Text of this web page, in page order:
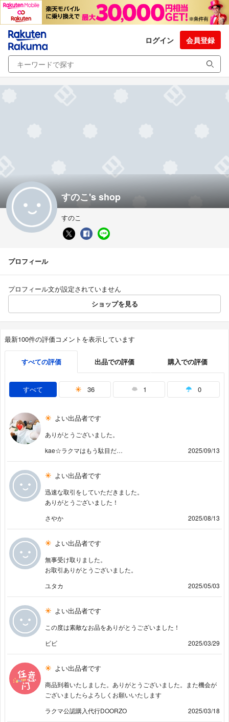
ログイン 会員登録
すのこ's shop
すのこ
プロフィール
プロフィール文が設定されていません
ショップを見る
最新100件の評価コメントを表示しています
すべての評価 出品での評価 購入での評価
すべて 36 1 0
よい出品者です
ありがとうございました。
kae☆ラクマはもう駄目だ…
2025/09/13
よい出品者です
迅速な取引をしていただきました。
ありがとうございました！
さやか
2025/08/13
よい出品者です
無事受け取りました。
お取引ありがとうございました。
ユタカ
2025/05/03
よい出品者です
この度は素敵なお品をありがとうございました！
ビビ
2025/03/29
よい出品者です
商品到着いたしました。ありがとうございました。また機会が
ございましたらよろしくお願いいたします
ラクマ公認購入代行DOORZO
2025/03/18